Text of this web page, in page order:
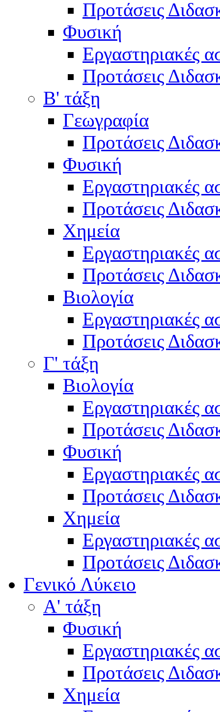
Προτάσεις
Φυσική
Εργαστηριακές
Προτάσεις
Β' τάξη
Γεωγραφία
Προτάσεις
Φυσική
Εργαστηριακές
Προτάσεις
Χημεία
Εργαστηριακές
Προτάσεις
Βιολογία
Εργαστηριακές
Προτάσεις
Γ' τάξη
Βιολογία
Εργαστηριακές
Προτάσεις
Φυσική
Εργαστηριακές
Προτάσεις
Χημεία
Εργαστηριακές
Προτάσεις
Γενικό Λύκειο
Α' τάξη
Φυσική
Εργαστηριακές
Προτάσεις
Χημεία